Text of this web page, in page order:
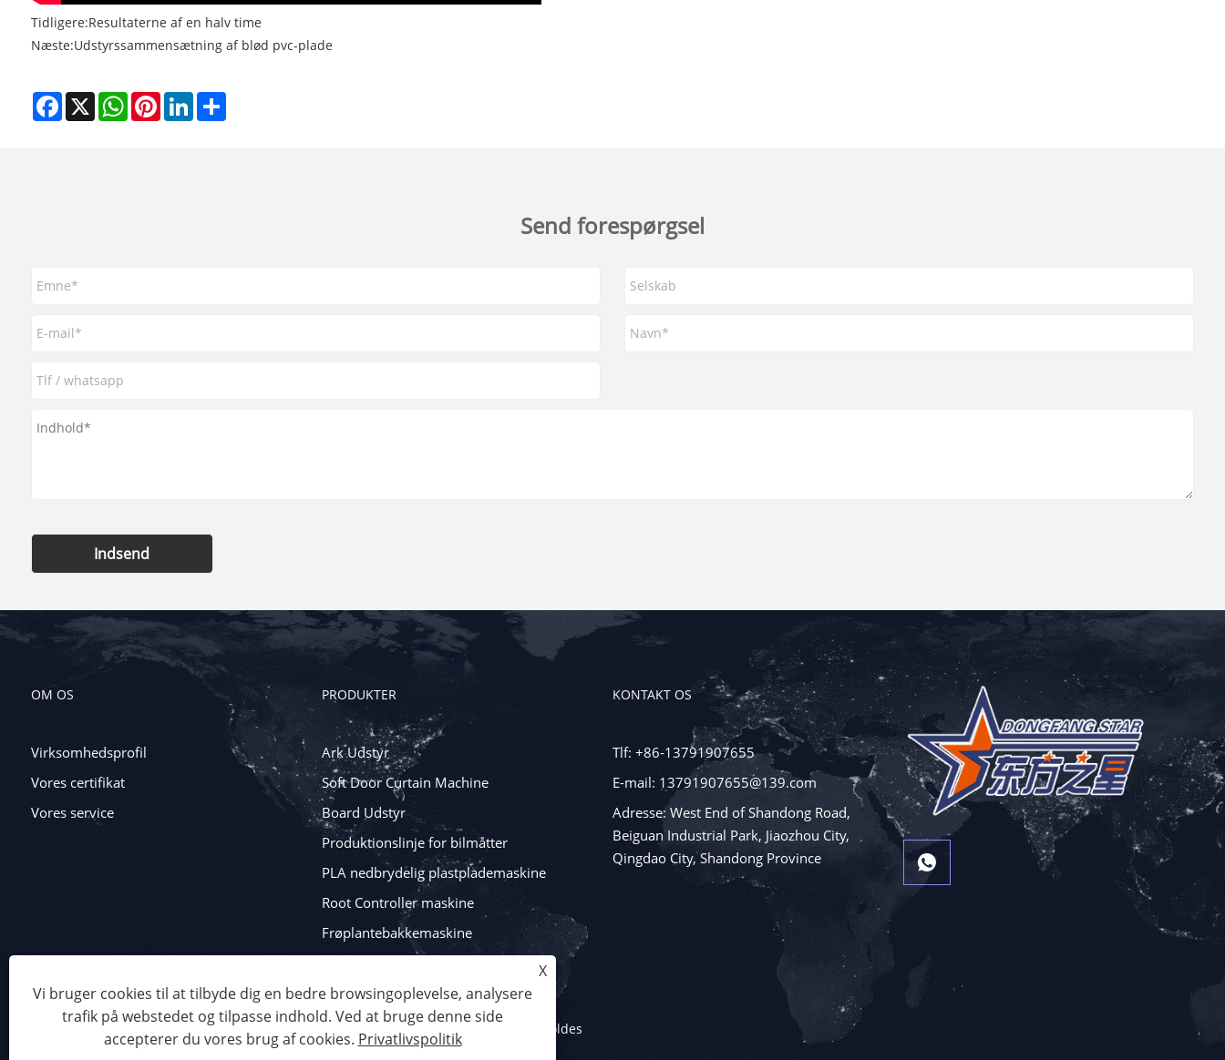
Tidligere:Resultaterne af en halv time
Næste:Udstyrssammensætning af blød pvc-plade
Facebook
X WhatsAppPinterestLinkedInShare
Send forespørgsel
Indsend
OM OS
Virksomhedsprofil
Vores certifikat
Vores service
PRODUKTER
Ark Udstyr
Soft Door Curtain Machine
Board Udstyr
Produktionslinje for bilmåtter
PLA nedbrydelig plastplademaskine
Root Controller maskine
Frøplantebakkemaskine
KONTAKT OS
Tlf: +86-13791907655
E-mail: 13791907655@139.com
Adresse: West End of Shandong Road,
Beiguan Industrial Park, Jiaozhou City,
Qingdao City, Shandong Province
Copyright © 2023 Qingdao Eaststar Plastic Machinery Co.,Ltd. Alle rettigheder forbeholdes
X
Vi bruger cookies til at tilbyde dig en bedre browsingoplevelse, analysere
trafik på webstedet og tilpasse indhold. Ved at bruge denne side
accepterer du vores brug af cookies. Privatlivspolitik